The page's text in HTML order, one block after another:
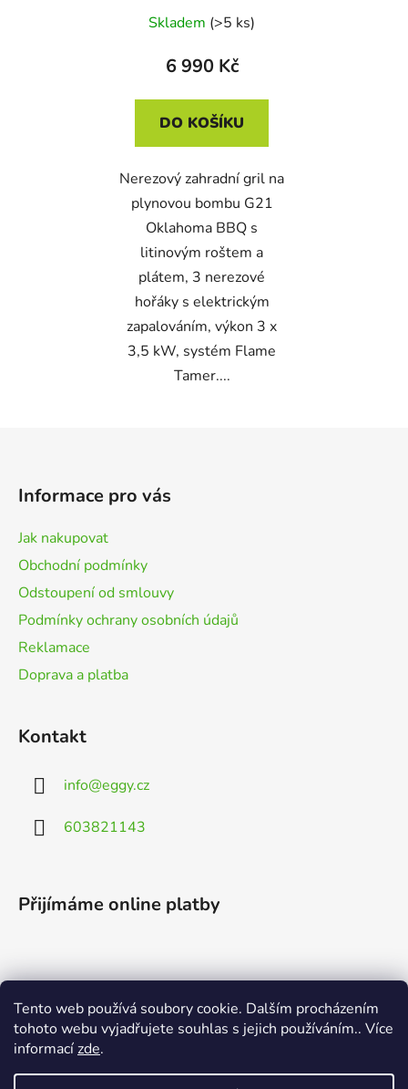
Tento web používá soubory cookie. Dalším procházením
tohoto webu vyjadřujete souhlas s jejich používáním.. Více
informacízde.
+ zdarma redukční
ventil
Skladem (>5 ks)
6 990 Kč
DO KOŠÍKU
Nerezový zahradní gril na
plynovou bombu G21
Oklahoma BBQ s
litinovým roštem a
plátem, 3 nerezové
hořáky s elektrickým
zapalováním, výkon 3 x
3,5 kW, systém Flame
Tamer....
Informace pro vás
Jak nakupovat
Obchodní podmínky
Odstoupení od smlouvy
Podmínky ochrany osobních údajů
Reklamace
Doprava a platba
Kontakt
info@eggy.cz
603821143
Přijímáme online platby
Vyhledávání
HLEDAT